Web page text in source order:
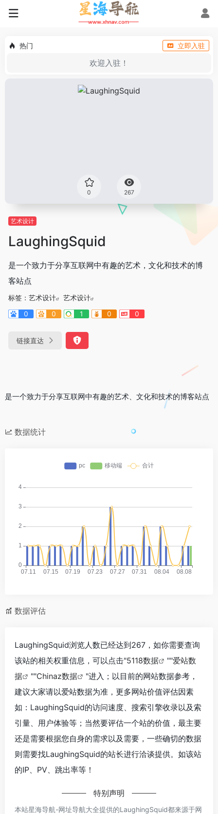
热门 立即入驻
欢迎入驻！
0 267
艺术设计
LaughingSquid
是一个致力于分享互联网中有趣的艺术，文化和技术的博
客站点
标签： 艺术设计
艺术设计
0
0 1 0 0
链接直达
是一个致力于分享互联网中有趣的艺术、文化和技术的博客站点
数据统计
数据评估
LaughingSquid浏览人数已经达到267，如你需要查询
该站的相关权重信息，可以点击"5118数据 ""爱站数
据
""Chinaz数据
"进入；以目前的网站数据参考，
建议大家请以爱站数据为准，更多网站价值评估因素
如：LaughingSquid的访问速度、搜索引擎收录以及索
引量、用户体验等；当然要评估一个站的价值，最主要
还是需要根据您自身的需求以及需要，一些确切的数据
则需要找LaughingSquid的站长进行洽谈提供。如该站
的IP、PV、跳出率等！
特别声明
本站星海导航-网址导航大全提供的LaughingSquid都来源于网